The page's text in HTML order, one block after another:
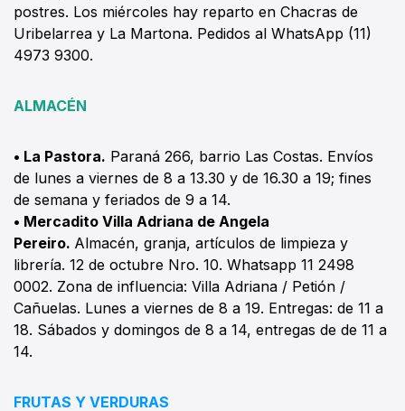
postres. Los miércoles hay reparto en Chacras de
Uribelarrea y La Martona. Pedidos al WhatsApp (11)
4973 9300.
ALMACÉN
• La Pastora. Paraná 266, barrio Las Costas. Envíos
de lunes a viernes de 8 a 13.30 y de 16.30 a 19; fines
de semana y feriados de 9 a 14.
• Mercadito Villa Adriana de Angela
Pereiro. Almacén, granja, artículos de limpieza y
librería. 12 de octubre Nro. 10. Whatsapp 11 2498
0002. Zona de influencia: Villa Adriana / Petión /
Cañuelas. Lunes a viernes de 8 a 19. Entregas: de 11 a
18. Sábados y domingos de 8 a 14, entregas de de 11 a
14.
FRUTAS Y VERDURAS